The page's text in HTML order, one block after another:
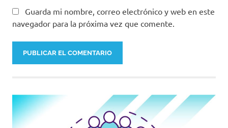
Guarda mi nombre, correo electrónico y web en este
navegador para la próxima vez que comente.